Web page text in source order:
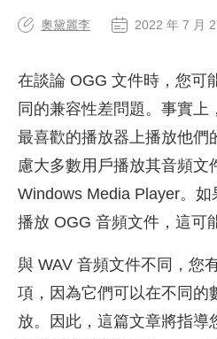
奧黛麗李 2022 年 7 月
在談論 OGG 文件時，您可
同的兼容性差問題。事實上
最喜歡的播放器上播放他們
慮大多數用戶播放其音頻文
Windows Media Player。
播放 OGG 音頻文件，這可
與 WAV 音頻文件不同，您
項，因為它們可以在不同的
放。因此，這篇文章將指導